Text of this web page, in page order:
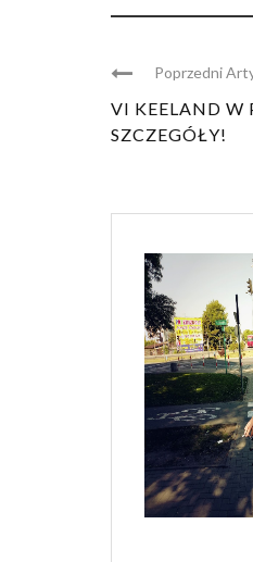
Poprzedni
VI KEELAND W
SZCZEGÓŁY!